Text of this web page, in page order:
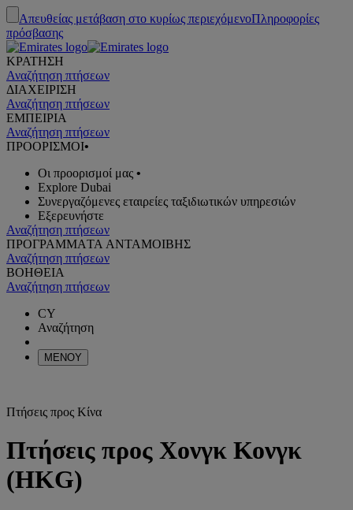
Απευθείας μετάβαση στο κυρίως περιεχόμενοΠληροφορίες
πρόσβασης
ΚΡΑΤΗΣΗ
Αναζήτηση πτήσεων
ΔΙΑΧΕΙΡΙΣΗ
Αναζήτηση πτήσεων
ΕΜΠΕΙΡΙΑ
Αναζήτηση πτήσεων
ΠΡΟΟΡΙΣΜΟΙ•
Οι προορισμοί μας •
Explore Dubai
Συνεργαζόμενες εταιρείες ταξιδιωτικών υπηρεσιών
Εξερευνήστε
Αναζήτηση πτήσεων
ΠΡΟΓΡΑΜΜΑTA ΑΝΤΑΜΟΙΒΗΣ
Αναζήτηση πτήσεων
ΒΟΗΘΕΙΑ
Αναζήτηση πτήσεων
CY
Αναζήτηση
ΜΕΝΟΥ
Πτήσεις προς Κίνα
Πτήσεις προς Χονγκ Κονγκ
(HKG)